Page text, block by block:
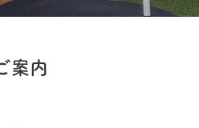
案内